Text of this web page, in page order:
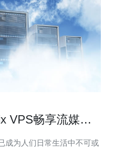
VPS畅享流媒体
成为人们日常生活中不可或